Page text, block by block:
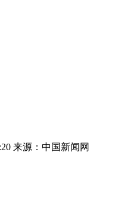
来源：中国新闻网